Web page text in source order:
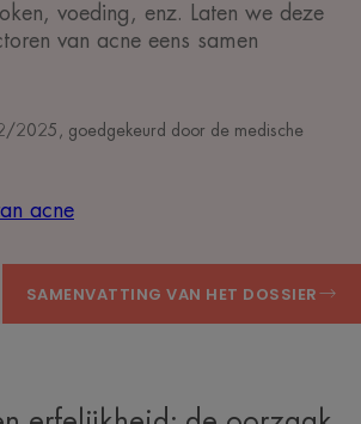
voeding, enz. Laten we deze
van acne eens samen
2025 , goedgekeurd door de medische
acne
SAMENVATTING VAN HET DOSSIER